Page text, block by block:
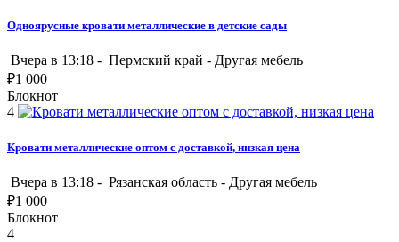
Одноярусные кровати металлические в детские сады
Вчера в 13:18 - Пермский край - Другая мебель
₽1 000
Блокнот
4
Кровати металлические оптом с доставкой, низкая цена
Вчера в 13:18 - Рязанская область - Другая мебель
₽1 000
Блокнот
4